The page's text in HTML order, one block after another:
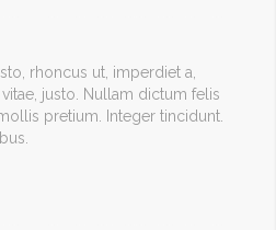
rhoncus ut, imperdiet a,
justo. Nullam dictum felis
pretium. Integer tincidunt.